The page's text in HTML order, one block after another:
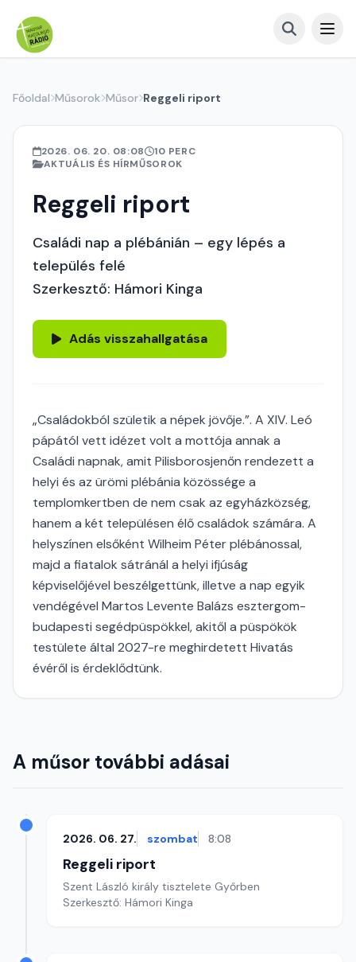
Főoldal Műsorok Műsor Reggeli riport
2026. 06. 20. 08:08
10 PERC
AKTUÁLIS ÉS HÍRMŰSOROK
Reggeli riport
Családi nap a plébánián – egy lépés a
település felé
Szerkesztő: Hámori Kinga
Adás visszahallgatása
„Családokból születik a népek jövője.”. A XIV. Leó
pápától vett idézet volt a mottója annak a
Családi napnak, amit Pilisborosjenőn rendezett a
helyi és az ürömi plébánia közössége a
templomkertben de nem csak az egyházközség,
hanem a két településen élő családok számára. A
helyszínen elsőként Wilheim Péter plébánossal,
majd a fiatalok sátránál a helyi ifjúság
képviselőjével beszélgettünk, illetve a nap egyik
vendégével Martos Levente Balázs esztergom-
budapesti segédpüspökkel, akitől a püspökök
testülete által 2027-re meghirdetett Hivatás
évéről is érdeklődtünk.
A műsor további adásai
2026. 06. 27. szombat 8:08
Reggeli riport
Szent László király tisztelete Győrben
Szerkesztő: Hámori Kinga